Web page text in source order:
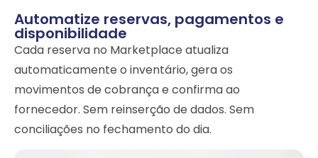
Automatize reservas, pagamentos e
disponibilidade
Cada reserva no Marketplace atualiza
automaticamente o inventário, gera os
movimentos de cobrança e confirma ao
fornecedor. Sem reinserção de dados. Sem
conciliações no fechamento do dia.